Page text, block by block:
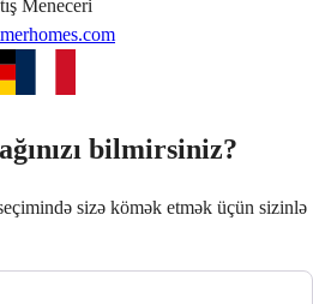
Meneceri
bilmirsiniz?
sizə kömək etmək üçün sizinlə